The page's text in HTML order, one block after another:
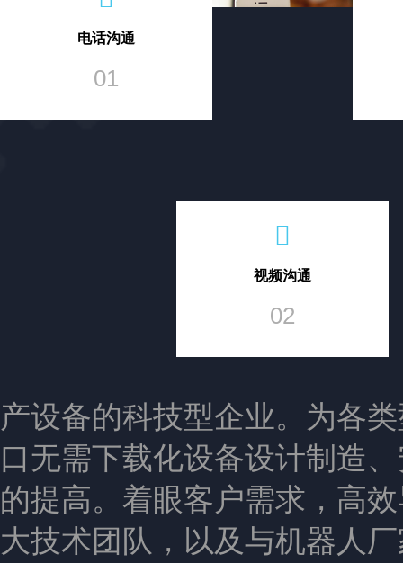
电话沟通
01
视频沟通
02
产设备的科技型企业。为各
口无需下载化设备设计制造
的提高。着眼客户需求，高
大技术团队，以及与机器人